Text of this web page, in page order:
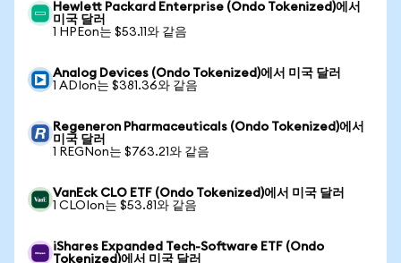
Hewlett Packard Enterprise (Ondo Tokenized)에서
미국 달러
1 HPEon는 $53.11와 같음
Analog Devices (Ondo Tokenized)에서 미국 달러
1 ADIon는 $381.36와 같음
Regeneron Pharmaceuticals (Ondo Tokenized)에서
미국 달러
1 REGNon는 $763.21와 같음
VanEck CLO ETF (Ondo Tokenized)에서 미국 달러
1 CLOIon는 $53.81와 같음
iShares Expanded Tech-Software ETF (Ondo
Tokenized)에서 미국 달러